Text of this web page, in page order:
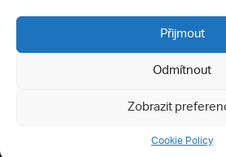
Přijmout
Odmítnout
Zobrazit
Cookie Policy
Přípravné
Všechna práva vyhrazena